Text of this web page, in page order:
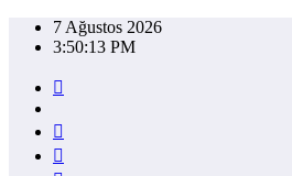
İçeriğe7 Ağustos 2026
3:50:13 PM